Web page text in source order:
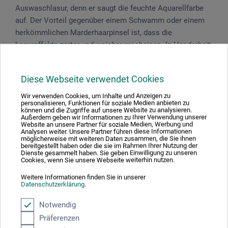
Diese Webseite verwendet Cookies
Wir verwenden Cookies, um Inhalte und Anzeigen zu
personalisieren, Funktionen für soziale Medien anbieten zu
können und die Zugriffe auf unsere Website zu analysieren.
Außerdem geben wir Informationen zu Ihrer Verwendung unserer
Website an unsere Partner für soziale Medien, Werbung und
Analysen weiter. Unsere Partner führen diese Informationen
möglicherweise mit weiteren Daten zusammen, die Sie ihnen
bereitgestellt haben oder die sie im Rahmen Ihrer Nutzung der
Dienste gesammelt haben. Sie geben Einwilligung zu unseren
Cookies, wenn Sie unsere Webseite weiterhin nutzen.
Weitere Informationen finden Sie in unserer
Datenschutzerklärung.
Notwendig
Präferenzen
Auswasch­lasur, denn er saugt die feuchte Aqua­rell­farbe
auf. Der Vor­teil gegenüber einem Schwamm oder einem
herkömmlichen Mar­der­haar­pinsel ist, dass die
Lasureffekte zarter und weicher erscheinen. In Hand­arbeit
Produktbewertungen (0)
Schreiben Sie die erste Bewertung zu diesem Produkt
JETZT PRODUKT BEWERTEN